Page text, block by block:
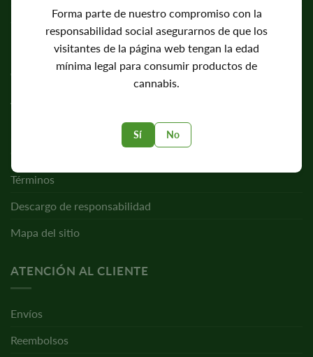
Forma parte de nuestro compromiso con la
responsabilidad social asegurarnos de que los
visitantes de la página web tengan la edad
mínima legal para consumir productos de
cannabis.
Sí No
Semillas fáciles de cultivar
EMPRESA
Acerca de
Términos
Descargo de responsabilidad
Mapa del sitio
ATENCIÓN AL CLIENTE
Envíos
Reembolsos